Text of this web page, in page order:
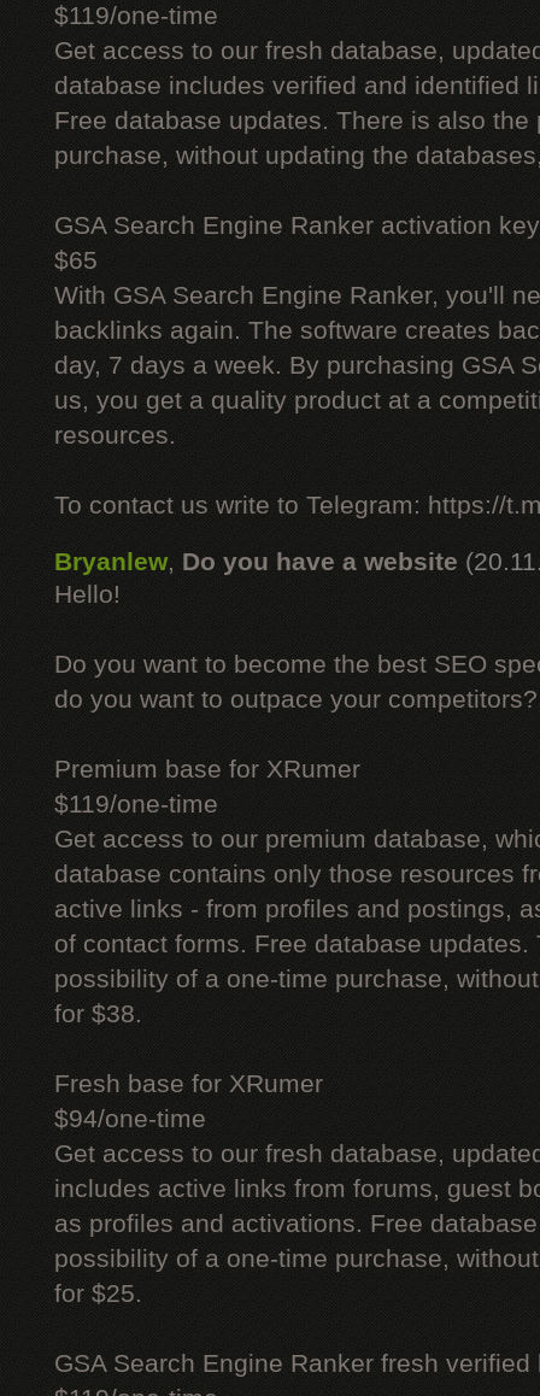
$119/one-time
Get access to our fresh database,
database includes verified and identified
Free database updates. There is also
purchase, without updating the
GSA Search Engine Ranker activation key
$65
With GSA Search Engine Ranker, you'll
backlinks again. The software creates
day, 7 days a week. By purchasing GSA
us, you get a quality product at a
resources.
To contact us write to Telegram: https://
Bryanlew, Do you have a website
Hello!
Do you want to become the best SEO
do you want to outpace your competitors?
Premium base for XRumer
$119/one-time
Get access to our premium database,
database contains only those resources
active links - from profiles and postings,
of contact forms. Free database updates.
possibility of a one-time purchase,
for $38.
Fresh base for XRumer
$94/one-time
Get access to our fresh database,
includes active links from forums, guest
as profiles and activations. Free
possibility of a one-time purchase,
for $25.
GSA Search Engine Ranker fresh verified